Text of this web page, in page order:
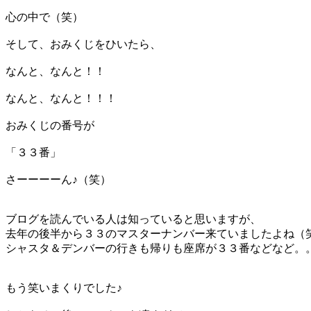
心の中で（笑）
そして、おみくじをひいたら、
なんと、なんと！！
なんと、なんと！！！
おみくじの番号が
「３３番」
さーーーーん♪（笑）
ブログを読んでいる人は知っていると思いますが、
去年の後半から３３のマスターナンバー来ていましたよね（
シャスタ＆デンバーの行きも帰りも座席が３３番などなど。
もう笑いまくりでした♪